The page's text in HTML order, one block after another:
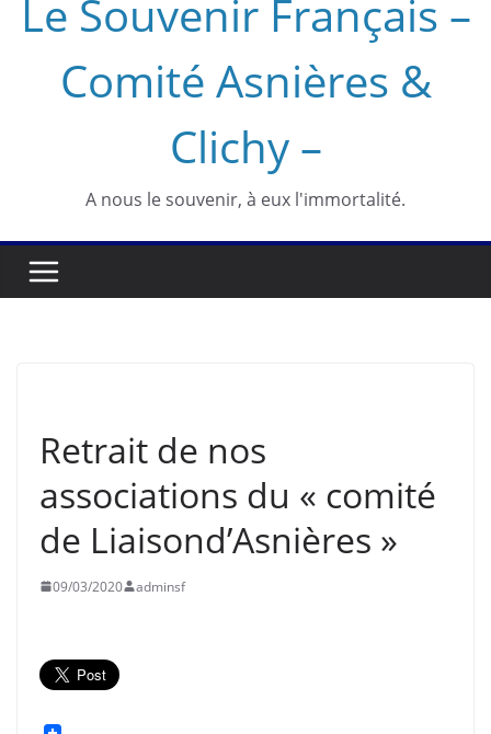
Le Souvenir Français –
Comité Asnières &
Clichy –
A nous le souvenir, à eux l'immortalité.
Retrait de nos
associations du « comité
de Liaisond’Asnières »
09/03/2020 adminsf